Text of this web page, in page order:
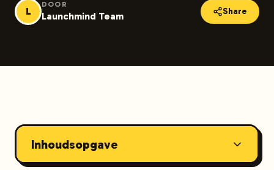
L
DOOR
Launchmind Team Share
Inhoudsopgave